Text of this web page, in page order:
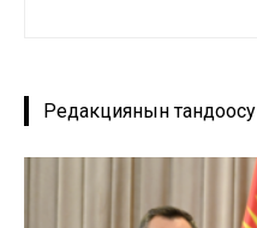
Редакциянын тандоосу